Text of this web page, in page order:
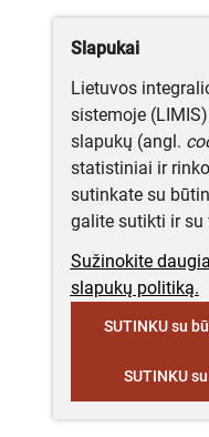
Slapukai
Lietuvos
sistemoje
slapukų (angl.
statistiniai ir
sutinkate su
galite sutikti ir
Sužinokite
slapukų politiką.
SUTINKU su
SUTINKU